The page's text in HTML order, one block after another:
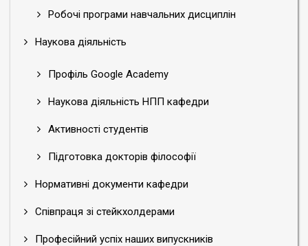
Робочі програми навчальних дисциплін
Наукова діяльність
Профіль Google Academy
Наукова діяльність НПП кафедри
Активності студентів
Підготовка докторів філософії
Нормативні документи кафедри
Співпраця зі стейкхолдерами
Професійний успіх наших випускників